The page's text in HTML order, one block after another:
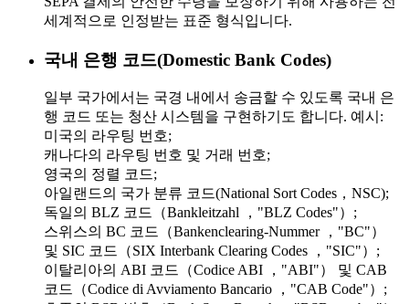
세계적으로 인정받는 표준 형식입니다.
국내 은행 코드(Domestic Bank Codes)
일부 국가에서는 국경 내에서 송금할 수 있도록 국내 은
행 코드 또는 청산 시스템을 구현하기도 합니다. 예시:
미국의 라우팅 번호;
캐나다의 라우팅 번호 및 거래 번호;
영국의 정렬 코드;
아일랜드의 국가 분류 코드(National Sort Codes，NSC);
독일의 BLZ 코드（Bankleitzahl ，"BLZ Codes"）;
스위스의 BC 코드（Bankenclearing-Nummer ，"BC"）
및 SIC 코드（SIX Interbank Clearing Codes ，"SIC"）;
이탈리아의 ABI 코드（Codice ABI ，"ABI"） 및 CAB
코드（Codice di Avviamento Bancario ，"CAB Code"）;